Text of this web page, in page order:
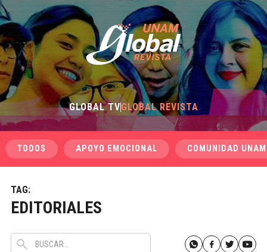
GLOBAL TVGLOBAL REVISTA
TODOS APOYO EMOCIONAL COMUNIDAD UNAM
TAG:
EDITORIALES